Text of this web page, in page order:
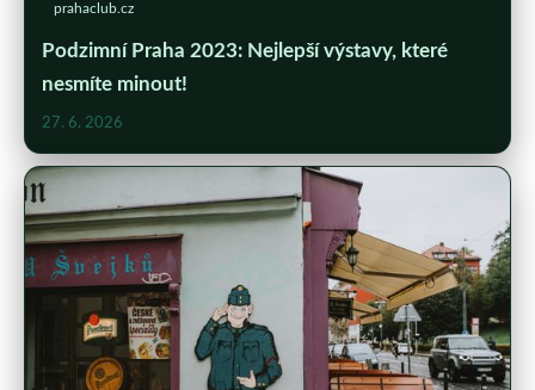
prahaclub.cz
Podzimní Praha 2023: Nejlepší výstavy, které
nesmíte minout!
27. 6. 2026